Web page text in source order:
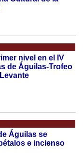
nivel en el IV
de Águilas-Trofeo
Águilas se
e incienso